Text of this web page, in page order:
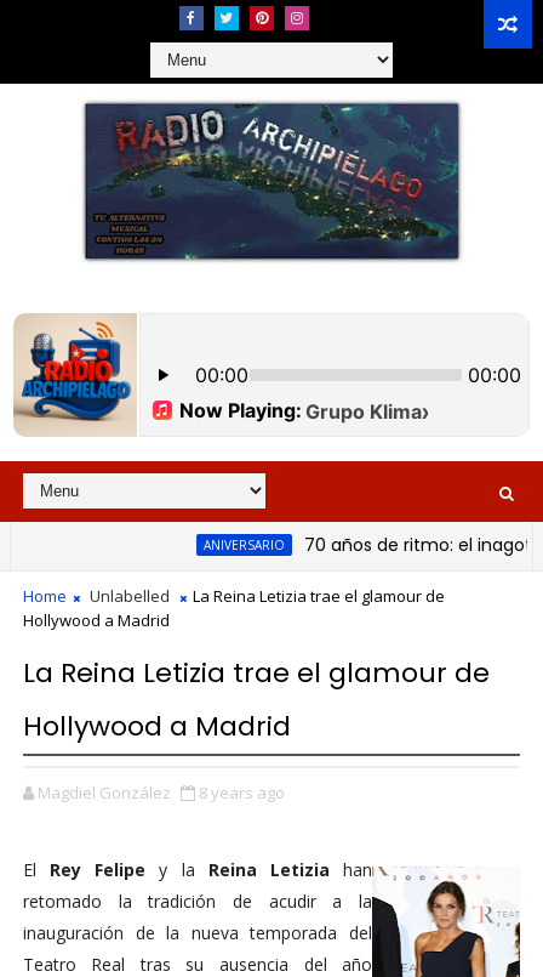
ANIVERSARIO 70 años de ritmo: el inagotable
Home Unlabelled
La Reina Letizia trae el glamour de
Hollywood a Madrid
La Reina Letizia trae el glamour de
Hollywood a Madrid
Magdiel González 8 years ago
El Rey Felipe y la Reina Letizia han
retomado la tradición de acudir a la
inauguración de la nueva temporada del
Teatro Real tras su ausencia del año